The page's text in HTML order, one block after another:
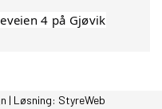
4 på Gjøvik
| Løsning: StyreWeb